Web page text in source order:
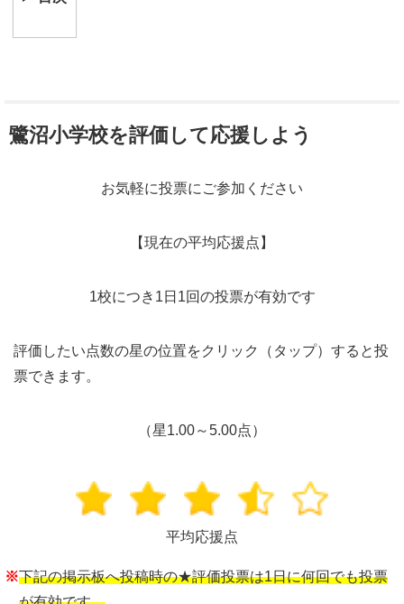
鷺沼小学校を評価して応援しよう
お気軽に投票にご参加ください
【現在の平均応援点】
1校につき1日1回の投票が有効です
評価したい点数の星の位置をクリック（タップ）すると投
票できます。
（星1.00～5.00点）
平均応援点
※下記の掲示板へ投稿時の★評価投票は1日に何回でも投票